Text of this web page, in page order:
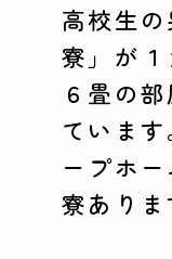
高校生
寮」が
６畳の
ていま
ープホ
寮ありま